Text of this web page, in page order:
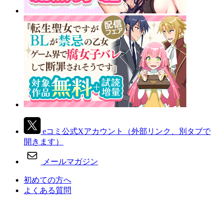
eコミ公式Xアカウント
（外部リンク、別タブで
開きます）
メールマガジン
初めての方へ
よくある質問